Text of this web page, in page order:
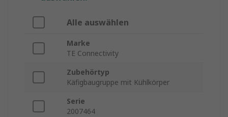
Alle auswählen
Marke
TE Connectivity
Zubehörtyp
Käfigbaugruppe mit Kühlkörper
Serie
2007464